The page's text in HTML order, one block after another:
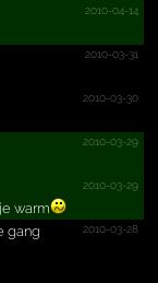
2010-04-14
2010-03-31
2010-03-30
2010-03-29
2010-03-29
warm
2010-03-28
gang